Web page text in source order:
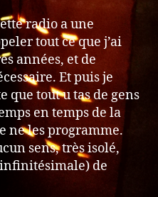
radio a une
tout ce que j’ai
années, et de
Et puis je
tout u tas de gens
en temps de la
ne les programme.
sens, très isolé,
infinitésimale) de